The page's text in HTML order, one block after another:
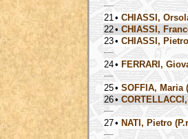
21 • CHIASSI,
22• CHIASSI,
23• CHIASSI,
24• FERRARI,
25• SOFFIA, Maria
26•
27• NATI, Pietro